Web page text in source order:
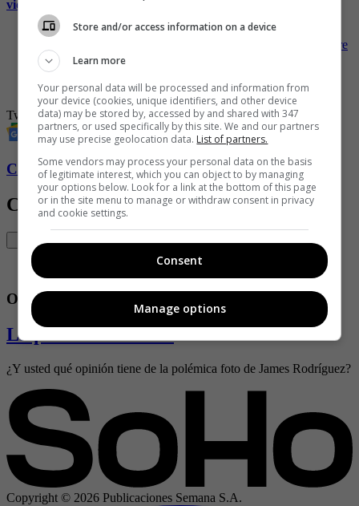
vida
Le dan duro en redes a Gustavo Petro por comentarios sobre
el conflicto entre Israel y Hamás
-Fuertes declaraciones de Amparo Grisales en redes, “no
discuto con mediocres”
TwitterHistoria de amorHistoriaAmorPareja desempleo
Conozca más de Soho aquí
Contenido Relacionado
Opinión online
La pistola mediática
¿Y usted qué opinión tiene de la polémica foto de James Rodríguez?
Copyright © 2026 Publicaciones Semana S.A.
Store and/or access information on a device
Learn more
Your personal data will be processed and information from
your device (cookies, unique identifiers, and other device
data) may be stored by, accessed by and shared with 347
partners, or used specifically by this site. We and our partners
may use precise geolocation data. List of partners.
Some vendors may process your personal data on the basis
of legitimate interest, which you can object to by managing
your options below. Look for a link at the bottom of this page
or in the site menu to manage or withdraw consent in privacy
and cookie settings.
Consent
Manage options